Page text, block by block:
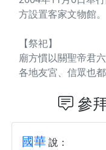
方設置客家文物館。
【祭祀】
廟方慣以關聖帝君
各地友宮、信眾也
參
國華說：